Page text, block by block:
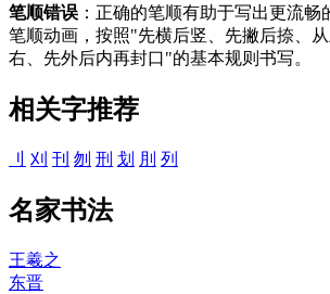
笔顺错误 ：正确的笔顺有助于写出更流
笔顺动画，按照"先横后竖、先撇后捺、
右、先外后内再封口"的基本规则书写。
相关字推荐
刂 刈 刊 刎 刑 划 刖 列
名家书法
王羲之
东晋